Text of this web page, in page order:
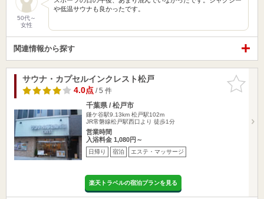
50代～
女性
や低温サウナも良かったです。
関連情報から探す
お気に入
りに追加
サウナ・カプセルインクレスト松戸
4.0点/ 5 件
千葉県 / 松戸市
鎌ケ谷駅9.13km 松戸駅102m
JR常磐線松戸駅西口より 徒歩1分
営業時間
入浴料金 1,080円～
日帰り 宿泊 エステ・マッサージ
楽天トラベルの宿泊プランを見る